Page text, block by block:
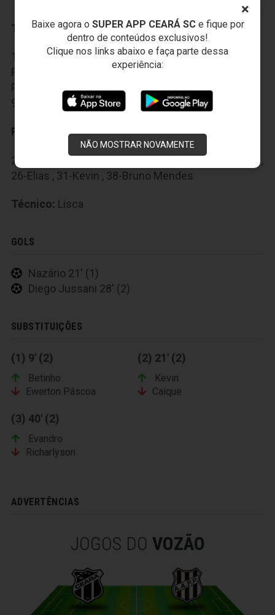
×
Baixe agora o SUPER APP CEARÁ SCe fique por
dentro de conteúdos exclusivos!
Clique nos links abaixo e faça parte dessa
experiência:
NÃO MOSTRAR NOVAMENTE
Titulares:
1-Leandro Santos , 2-Lenon , 4-Jussani , 20-
Richarlyson , 22-Nazário , 23-Caíque , 33-Ewerton
Páscoa , 40-Salomão , 55-Baraka , 81-Willian Rocha ,
93-Luiz Fernando
Reservas:
25-Passarelli , 7-Evandro , 10-Fumagalli , 19-Betinho ,
26-Elias , 31-Kevin , 38-Bruno Mendes
Técnico: Lisca
GOLS
Nazário 21' (1)
Diego Jussani 28' (2)
SUBSTITUIÇÕES
(1) 9' (2)
Betinho
Ewerton Páscoa
(2) 21' (2)
Kevin
Caíque
(3) 40' (2)
Evandro
Richarlyson
ADVERTÊNCIAS
JOGOS DO VOZÃO